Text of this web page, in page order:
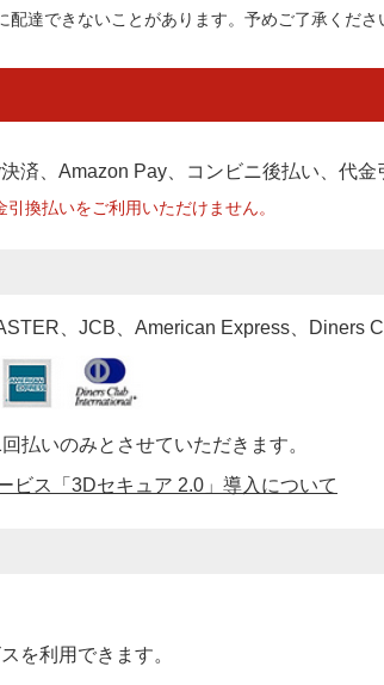
達できないことがあります。予めご了承くださ
済 、Amazon Pay、コンビニ後払い、代金
換払いをご利用いただけません。
、JCB、American Express、Diners
払いのみとさせていただきます。
ビス「3Dセキュア 2.0」導入について
を利用できます。